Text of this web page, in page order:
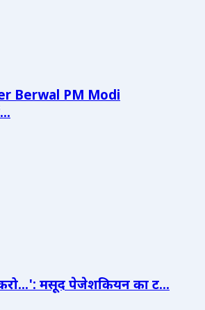
Berwal PM Modi
मसूद पेजेशकियन का ट...